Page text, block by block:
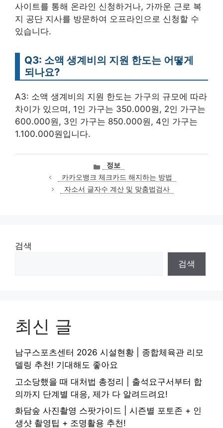
사이트를 통해 온라인 신청하거나, 가까운 근로 복
지 공단 지사를 방문하여 오프라인으로 신청할 수
있습니다.
Q3: 소액 생계비의 지원 한도는 어떻게
되나요?
A3: 소액 생계비의 지원 한도는 가구의 규모에 따라
차이가 있으며, 1인 가구는 350.000원, 2인 가구는
600.000원, 3인 가구는 850.000원, 4인 가구는
1.100.000원입니다.
카
테
고
리
정보
카카오뱅크 체크카드 해지하는 방법
자소서 글자수 계산 및 맞춤법검사
검색
검색
최신 글
남구스포츠센터 2026 시설현황 | 종합체육관 리모
델링 추천! 기대해도 좋아요
고소당했을 때 대처법 총정리 | 출석요구서부터 합
의까지 단계별 대응, 제가 다 알려드려요!
화담숲 사진촬영 스팟가이드 | 시즌별 포토존 + 인
생샷 촬영팁 + 조명활용 추천!